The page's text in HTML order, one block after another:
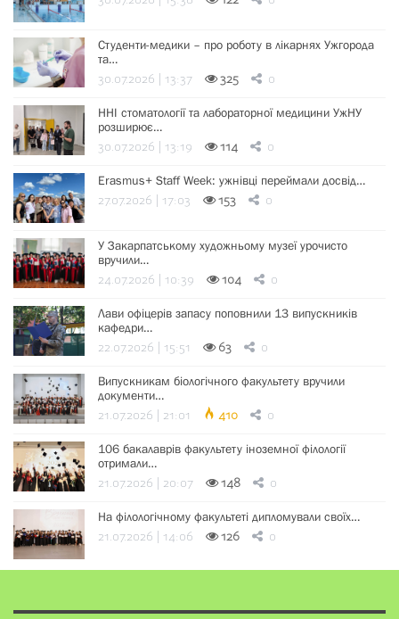
Студенти-медики – про роботу в лікарнях Ужгорода
та…
30.07.2026 | 13:37 325 0
ННІ стоматології та лабораторної медицини УжНУ
розширює…
30.07.2026 | 13:19 114 0
Erasmus+ Staff Week: ужнівці переймали досвід…
27.07.2026 | 17:03 153 0
У Закарпатському художньому музеї урочисто
вручили…
24.07.2026 | 10:39 104 0
Лави офіцерів запасу поповнили 13 випускників
кафедри…
22.07.2026 | 15:51 63 0
Випускникам біологічного факультету вручили
документи…
21.07.2026 | 21:01 410 0
106 бакалаврів факультету іноземної філології
отримали…
21.07.2026 | 20:07 148 0
На філологічному факультеті дипломували своїх…
21.07.2026 | 14:06 126 0